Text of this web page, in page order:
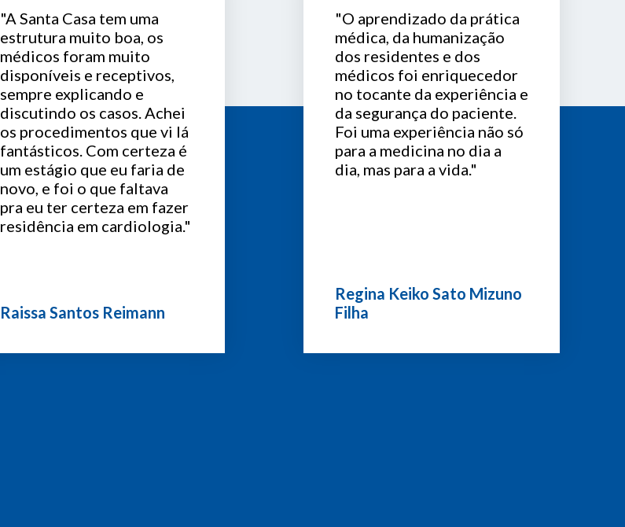
"A Santa Casa tem uma
estrutura muito boa, os
médicos foram muito
disponíveis e receptivos,
sempre explicando e
discutindo os casos. Achei
os procedimentos que vi lá
fantásticos. Com certeza é
um estágio que eu faria de
novo, e foi o que faltava
pra eu ter certeza em fazer
residência em cardiologia."
Raissa Santos Reimann
"O aprendizado da prática
médica, da humanização
dos residentes e dos
médicos foi enriquecedor
no tocante da experiência e
da segurança do paciente.
Foi uma experiência não só
para a medicina no dia a
dia, mas para a vida."
Regina Keiko Sato Mizuno
Filha